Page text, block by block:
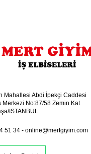
Mahallesi Abdi İpekçi Caddesi
Merkezi No:87/58 Zemin Kat
İSTANBUL
51 34 - online@mertgiyim.com